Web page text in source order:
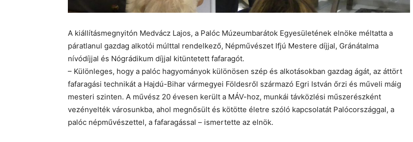
A kiállításmegnyitón Medvácz Lajos, a Palóc Múzeumbarátok Egyesületének elnöke méltatta a
páratlanul gazdag alkotói múlttal rendelkező, Népművészet Ifjú Mestere díjjal, Gránátalma
nívódíjjal és Nógrádikum díjjal kitüntetett fafaragót.
– Különleges, hogy a palóc hagyományok különösen szép és alkotásokban gazdag ágát, az áttört
fafaragási technikát a Hajdú-Bihar vármegyei Földesről származó Egri István őrzi és műveli máig
mesteri szinten. A művész 20 évesen került a MÁV-hoz, munkái távközlési műszerészként
vezényelték városunkba, ahol megnősült és kötötte életre szóló kapcsolatát Palócországgal, a
palóc népművészettel, a fafaragással – ismertette az elnök.